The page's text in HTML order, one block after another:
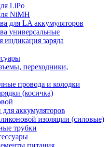
LiPo
NiMH
для LA аккумуляторов
универсальные
индикация заряда
переходники,
провода и колодки
(косичка)
аккумуляторов
изоляции (силовые)
трубки
питания